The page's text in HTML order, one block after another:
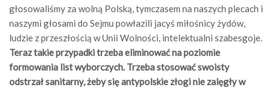
głosowaliśmy za wolną Polską, tymczasem na naszych plecach i
naszymi głosami do Sejmu powłazili jacyś miłośnicy żydów,
ludzie z przeszłością w Unii Wolności, intelektualni szabesgoje.
Teraz takie przypadki trzeba eliminować na poziomie
formowania list wyborczych. Trzeba stosować swoisty
odstrzał sanitarny, żeby się antypolskie złogi nie zalęgły w